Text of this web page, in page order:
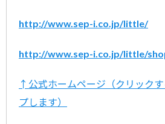
http://www.sep-i.co.jp/little/
http://www.sep-i.co.jp/little/
↑公式ホームページ（クリック
プします）